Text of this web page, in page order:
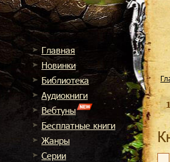
Главная
Новинки
Библиотека
Аудиокниги
Вебтуны
Бесплатные книги
Жанры
Cерии
1